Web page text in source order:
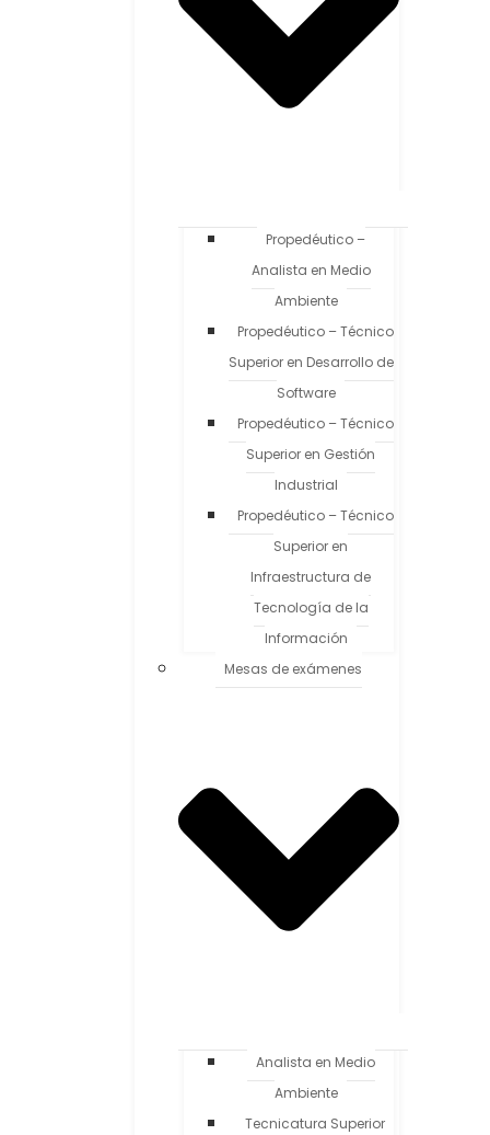
Propedéutico –
Analista en Medio
Ambiente
Propedéutico – Técnico
Superior en Desarrollo de
Software
Propedéutico – Técnico
Superior en Gestión
Industrial
Propedéutico – Técnico
Superior en
Infraestructura de
Tecnología de la
Información
Mesas de exámenes
Analista en Medio
Ambiente
Tecnicatura Superior